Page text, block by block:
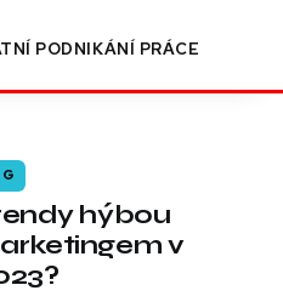
PODNIKÁNÍ PRÁCE
hýbou
v